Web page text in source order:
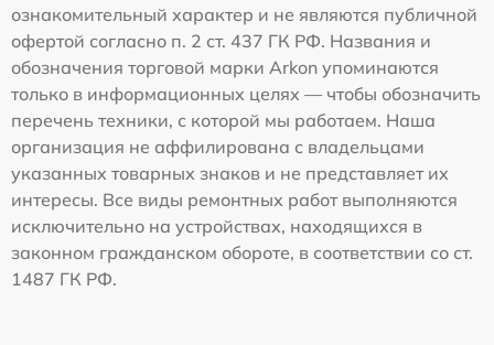
ознакомительный характер и не являются публичной
офертой согласно п. 2 ст. 437 ГК РФ. Названия и
обозначения торговой марки Arkon упоминаются
только в информационных целях — чтобы обозначить
перечень техники, с которой мы работаем. Наша
организация не аффилирована с владельцами
указанных товарных знаков и не представляет их
интересы. Все виды ремонтных работ выполняются
исключительно на устройствах, находящихся в
законном гражданском обороте, в соответствии со ст.
1487 ГК РФ.